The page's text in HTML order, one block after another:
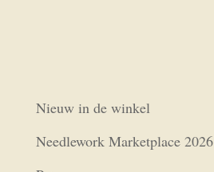
Nieuw in de winkel
Needlework Marketplace 2026